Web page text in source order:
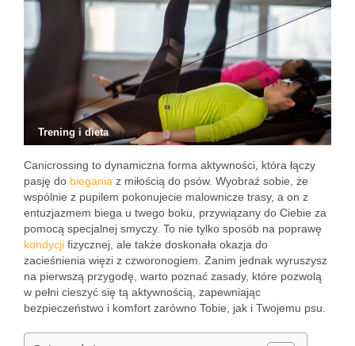
Trening i dieta
Canicrossing to dynamiczna forma aktywności, która łączy
pasję do biegania z miłością do psów. Wyobraź sobie, że
wspólnie z pupilem pokonujecie malownicze trasy, a on z
entuzjazmem biega u twego boku, przywiązany do Ciebie za
pomocą specjalnej smyczy. To nie tylko sposób na poprawę
kondycji fizycznej, ale także doskonała okazja do
zacieśnienia więzi z czworonogiem. Zanim jednak wyruszysz
na pierwszą przygodę, warto poznać zasady, które pozwolą
w pełni cieszyć się tą aktywnością, zapewniając
bezpieczeństwo i komfort zarówno Tobie, jak i Twojemu psu.